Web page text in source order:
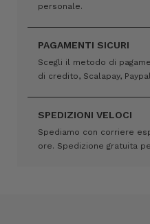
personale.
PAGAMENTI SICURI
Scegli il metodo di
di credito, Scalapay,
SPEDIZIONI VELOCI
Spediamo con corriere
ore. Spedizione gratuita